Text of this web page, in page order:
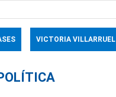
VICTORIA VILLARRUEL